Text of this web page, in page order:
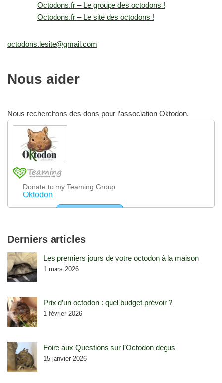
Octodons.fr – Le groupe des octodons !
Octodons.fr – Le site des octodons !
octodons.lesite@gmail.com
Nous aider
Nous recherchons des dons pour l’association Oktodon.
Derniers articles
Les premiers jours de votre octodon à la maison
1 mars 2026
Prix d’un octodon : quel budget prévoir ?
1 février 2026
Foire aux Questions sur l’Octodon degus
15 janvier 2026